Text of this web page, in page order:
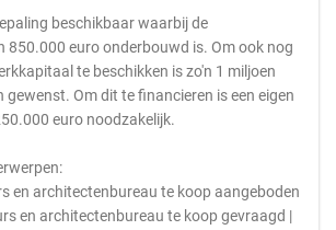
beschikbaar waarbij de
850.000 euro onderbouwd is. Om ook nog
te beschikken is zo'n 1 miljoen
gewenst. Om dit te financieren is een eigen
euro noodzakelijk.
en architectenbureau te koop aangeboden
en architectenbureau te koop gevraagd |